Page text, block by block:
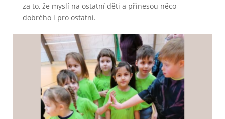
za to, že myslí na ostatní děti a přinesou něco
dobrého i pro ostatní.